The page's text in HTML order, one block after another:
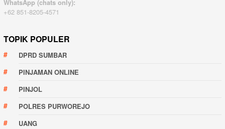
WhatsApp (chats only):
+62 851-8205-4571
TOPIK POPULER
DPRD SUMBAR
PINJAMAN ONLINE
PINJOL
POLRES PURWOREJO
UANG